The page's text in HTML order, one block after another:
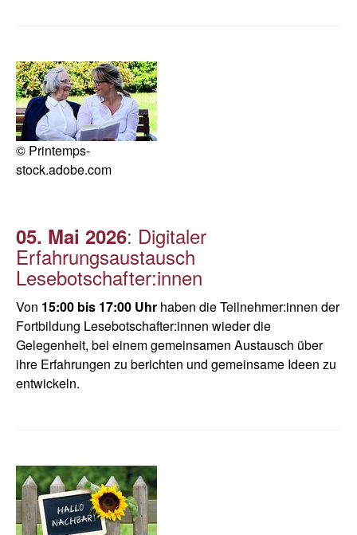
© Printemps-
stock.adobe.com
05. Mai 2026: Digitaler
Erfahrungsaustausch
Lesebotschafter:innen
Von 15:00 bis 17:00 Uhr haben die Teilnehmer:innen der
Fortbildung Lesebotschafter:innen wieder die
Gelegenheit, bei einem gemeinsamen Austausch über
ihre Erfahrungen zu berichten und gemeinsame Ideen zu
entwickeln.